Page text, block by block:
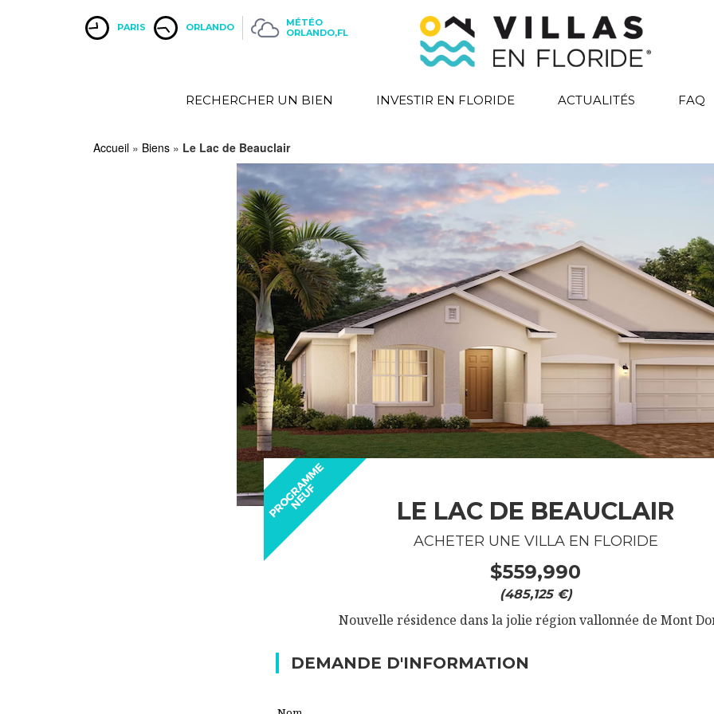
PARIS ORLANDO
MÉTÉO
ORLANDO,FL
RECHERCHER UN BIEN INVESTIR EN FLORIDE ACTUALITÉS FAQ
Accueil » Biens » Le Lac de Beauclair
LE LAC DE BEAUCLAIR
ACHETER UNE VILLA EN FLORIDE
$559,990
(485,125 €)
Nouvelle résidence dans la jolie région vallonnée de Mont
DEMANDE D'INFORMATION